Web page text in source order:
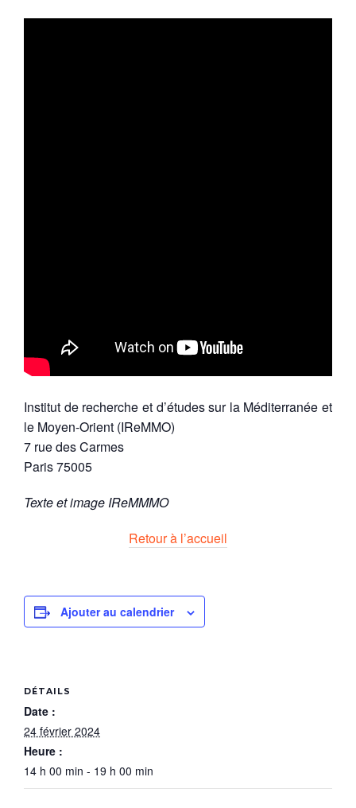
Institut de recherche et d’études sur la Méditerranée et
le Moyen-Orient (IReMMO)
7 rue des Carmes
Paris75005
Texte et image IReMMMO
Retour à l’accueil
Ajouter au calendrier
DÉTAILS
Date :
24 février 2024
Heure :
14 h 00 min - 19 h 00 min